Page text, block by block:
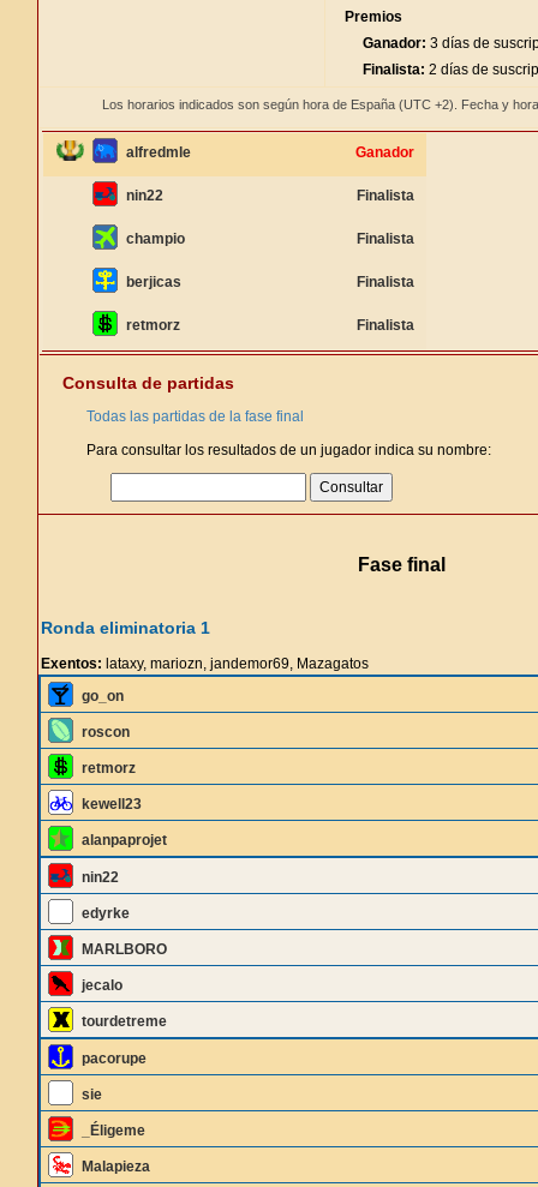
Premios
Ganador: 3 días de
Finalista: 2 días de
Los horarios indicados son según hora de España (UTC +2). Fecha y
alfredmle Ganador
nin22 Finalista
champio Finalista
berjicas Finalista
retmorz Finalista
Consulta de partidas
Todas las partidas de la fase final
Para consultar los resultados de un jugador indica su nombre:
Fase final
Ronda eliminatoria 1
Exentos: lataxy, mariozn, jandemor69, Mazagatos
go_on
roscon
retmorz
kewell23
alanpaprojet
nin22
edyrke
MARLBORO
jecalo
tourdetreme
pacorupe
sie
_Éligeme
Malapieza